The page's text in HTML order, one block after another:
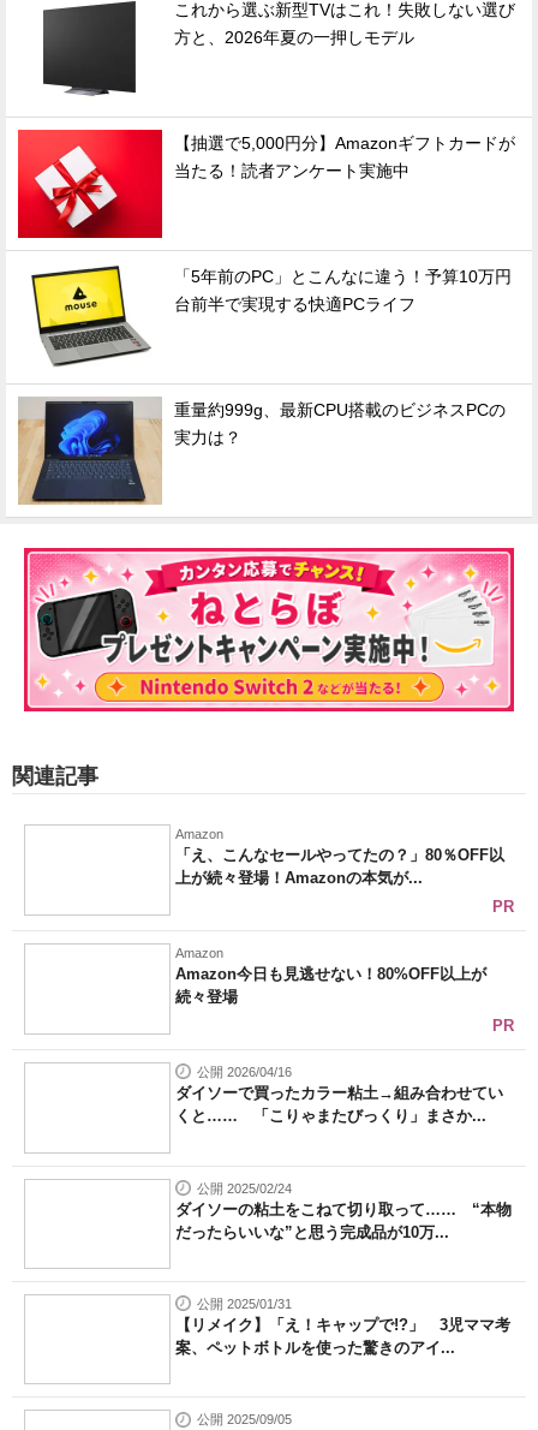
これから選ぶ新型TVはこれ！失敗しない選び
方と、2026年夏の一押しモデル
【抽選で5,000円分】Amazonギフトカードが
当たる！読者アンケート実施中
「5年前のPC」とこんなに違う！予算10万円
台前半で実現する快適PCライフ
重量約999g、最新CPU搭載のビジネスPCの
実力は？
関連記事
Amazon
「え、こんなセールやってたの？」80％OFF以
上が続々登場！Amazonの本気が...
PR
Amazon
Amazon今日も見逃せない！80%OFF以上が
続々登場
PR
公開 2026/04/16
ダイソーで買ったカラー粘土→組み合わせてい
くと…… 「こりゃまたびっくり」まさか...
公開 2025/02/24
ダイソーの粘土をこねて切り取って…… “本物
だったらいいな”と思う完成品が10万...
公開 2025/01/31
【リメイク】「え！キャップで!?」 3児ママ考
案、ペットボトルを使った驚きのアイ...
公開 2025/09/05